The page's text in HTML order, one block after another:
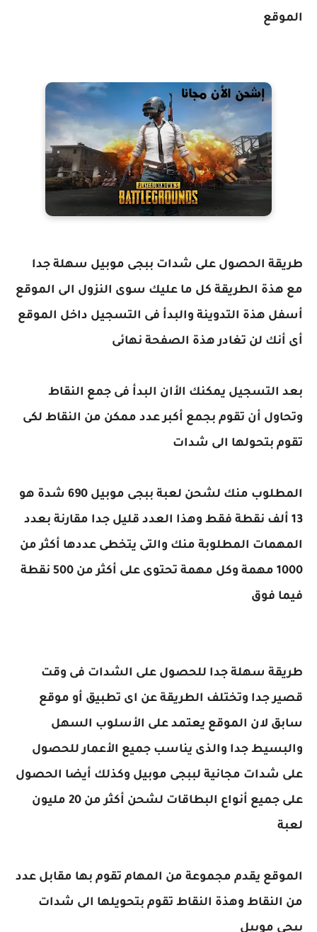
الموقع
طريقة الحصول على شدات ببجى موبيل سهلة جدا
مع هذة الطريقة كل ما عليك سوى النزول الى الموقع
أسفل هذة التدوينة والبدأ فى التسجيل داخل الموقع
أى أنك لن تغادر هذة الصفحة نهائى
بعد التسجيل يمكنك الأان البدأ فى جمع النقاط
وتحاول أن تقوم بجمع أكبر عدد ممكن من النقاط لكى
تقوم بتحولها الى شدات
المطلوب منك لشحن لعبة ببجى موبيل 690 شدة هو
13 ألف نقطة فقط وهذا العدد قليل جدا مقارنة بعدد
المهمات المطلوبة منك والتى يتخطى عددها أكثر من
1000 مهمة وكل مهمة تحتوى على أكثر من 500 نقطة
فيما فوق
طريقة سهلة جدا للحصول على الشدات فى وقت
قصير جدا وتختلف الطريقة عن اى تطبيق أو موقع
سابق لان الموقع يعتمد على الأسلوب السهل
والبسيط جدا والذى يناسب جميع الأعمار للحصول
على شدات مجانية لببجى موبيل وكذلك أيضا الحصول
على جميع أنواع البطاقات لشحن أكثر من 20 مليون
لعبة
الموقع يقدم مجموعة من المهام تقوم بها مقابل عدد
من النقاط وهذة النقاط تقوم بتحويلها الى شدات
ببجى موبيل